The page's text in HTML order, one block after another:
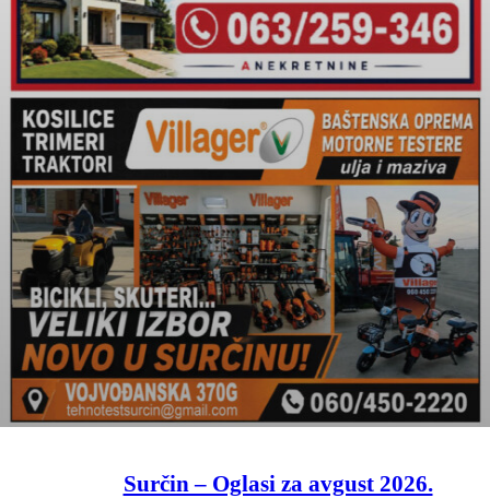
Surčin – Oglasi za avgust 2026.